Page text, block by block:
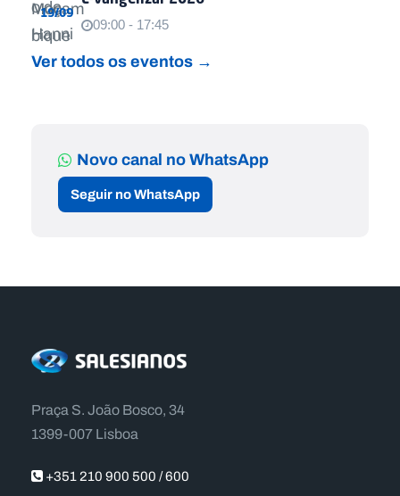
19/09
09:00 - 17:45
Ver todos os eventos →
Novo canal no WhatsApp
Seguir no WhatsApp
Praça S. João Bosco, 34
1399-007 Lisboa
+351 210 900 500 / 600